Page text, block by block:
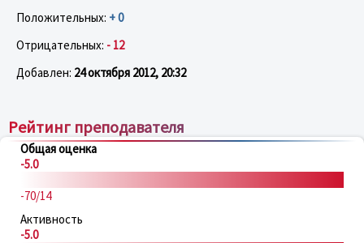
Положительных: + 0
Отрицательных: - 12
Добавлен: 24 октября 2012, 20:32
Рейтинг преподавателя
Общая оценка
-5.0
-70/14
Активность
-5.0